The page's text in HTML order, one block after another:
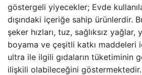
göstergeli yiyecekler; Evde
dışındaki içeriğe sahip ürünlerdir.
şeker hızları, tuz, sağlıksız yağlar,
boyama ve çeşitli katkı maddeleri
ultra ile ilgili gıdaların tüketiminin
ilişkili olabileceğini